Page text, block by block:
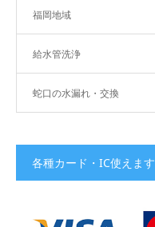
福岡地域
給水管洗浄
蛇口の水漏れ・交換
各種カード・IC使えます